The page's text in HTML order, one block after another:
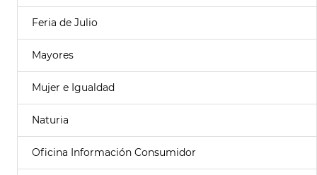
Feria de Julio
Mayores
Mujer e Igualdad
Naturia
Oficina Información Consumidor